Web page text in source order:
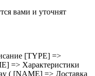
вами и уточнят
[TYPE] =>
=> Характеристики
( [NAME] => Доставка